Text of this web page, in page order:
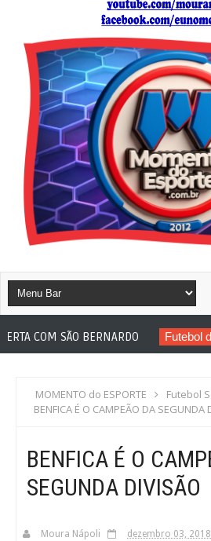
BERNARDO Futebol de Base
MOMENTO do ESPORTE
Futebol
BENFICA É O CAMPEÃO DA SEGUNDA
BENFICA É O
SEGUNDA DIVISÃO
Moura Nápoli dezembro 03, 2018